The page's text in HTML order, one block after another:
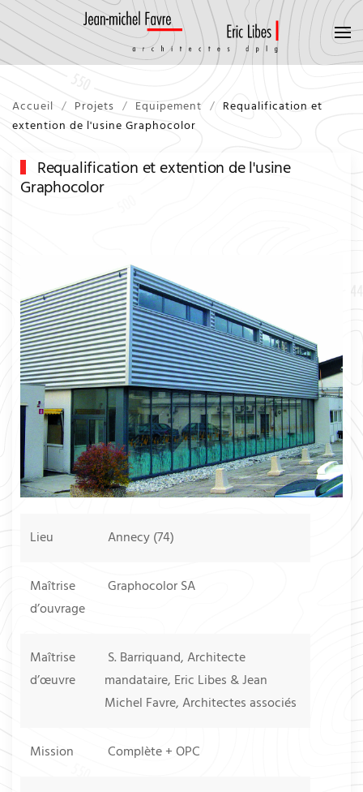
Accueil Projets Equipement
Requalification et
extention de l'usine Graphocolor
Requalification et extention de l'usine
Graphocolor
Lieu Annecy (74)
Maîtrise
d’ouvrage
Graphocolor SA
Maîtrise
d’œuvre
S. Barriquand, Architecte
mandataire, Eric Libes & Jean
Michel Favre, Architectes associés
Mission Complète + OPC